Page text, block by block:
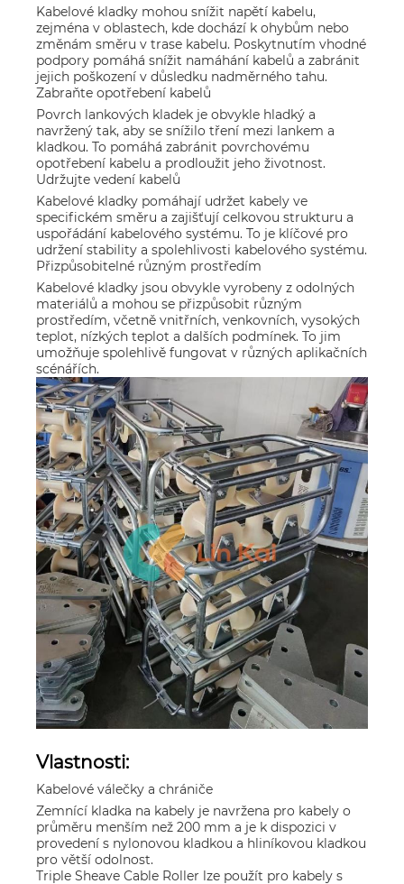
Kabelové kladky mohou snížit napětí kabelu,
zejména v oblastech, kde dochází k ohybům nebo
změnám směru v trase kabelu. Poskytnutím vhodné
podpory pomáhá snížit namáhání kabelů a zabránit
jejich poškození v důsledku nadměrného tahu.
Zabraňte opotřebení kabelů
Povrch lankových kladek je obvykle hladký a
navržený tak, aby se snížilo tření mezi lankem a
kladkou. To pomáhá zabránit povrchovému
opotřebení kabelu a prodloužit jeho životnost.
Udržujte vedení kabelů
Kabelové kladky pomáhají udržet kabely ve
specifickém směru a zajišťují celkovou strukturu a
uspořádání kabelového systému. To je klíčové pro
udržení stability a spolehlivosti kabelového systému.
Přizpůsobitelné různým prostředím
Kabelové kladky jsou obvykle vyrobeny z odolných
materiálů a mohou se přizpůsobit různým
prostředím, včetně vnitřních, venkovních, vysokých
teplot, nízkých teplot a dalších podmínek. To jim
umožňuje spolehlivě fungovat v různých aplikačních
scénářích.
Vlastnosti:
Kabelové válečky a chrániče
Zemnící kladka na kabely je navržena pro kabely o
průměru menším než 200 mm a je k dispozici v
provedení s nylonovou kladkou a hliníkovou kladkou
pro větší odolnost.
Triple Sheave Cable Roller lze použít pro kabely s